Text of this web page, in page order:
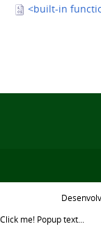
<built-in
Click me! Popup text...